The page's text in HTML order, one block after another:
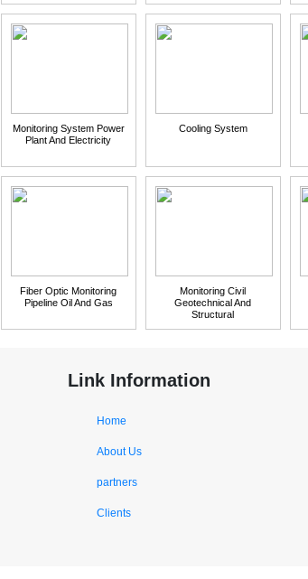
Monitoring System Power
Plant And Electricity
Cooling System
Fiber Optic Monitoring
Pipeline Oil And Gas
Monitoring Civil
Geotechnical And
Structural
Link Information
Home
About Us
partners
Clients